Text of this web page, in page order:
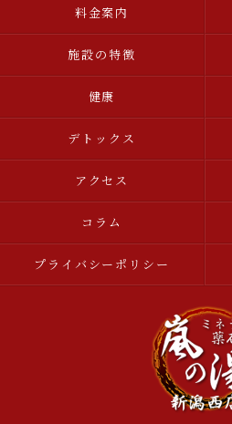
料金案内
施設の特徴
健康
デトックス
アクセス
コラム
プライバシーポリシー